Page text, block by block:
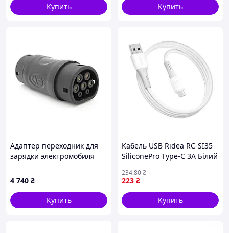
Купить Купить
Адаптер переходник для
зарядки электромобиля
Black
4 740 ₴
Купить
Кабель USB Ridea RC-SI35
SiliconePro Type-C 3A Бiлий
223 ₴
234.80₴
Купить